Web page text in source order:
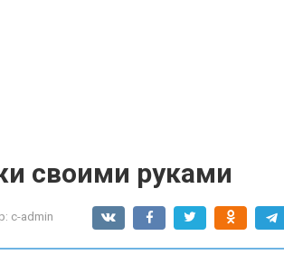
своими руками
c-admin